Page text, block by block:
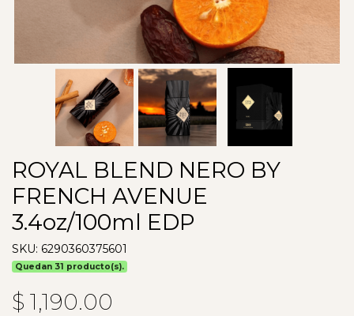
ROYAL BLEND NERO BY
FRENCH AVENUE
3.4oz/100ml EDP
SKU: 6290360375601
Quedan 31 producto(s).
$ 1,190.00